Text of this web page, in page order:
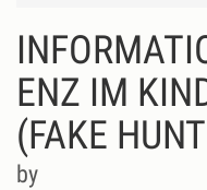
ENZ IM
(FAKE
by